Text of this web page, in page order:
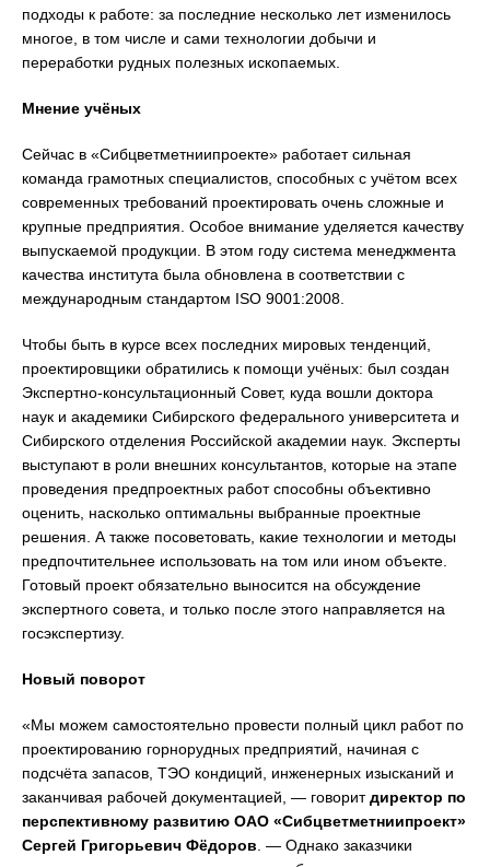
подходы к работе: за последние несколько лет изменилось
многое, в том числе и сами технологии добычи и
переработки рудных полезных ископаемых.
Мнение учёных
Сейчас в «Сибцветметниипроекте» работает сильная
команда грамотных специалистов, способных с учётом всех
современных требований проектировать очень сложные и
крупные предприятия. Особое внимание уделяется качеству
выпускаемой продукции. В этом году система менеджмента
качества института была обновлена в соответствии с
международным стандартом ISO 9001:2008.
Чтобы быть в курсе всех последних мировых тенденций,
проектировщики обратились к помощи учёных: был создан
Экспертно-консультационный Совет, куда вошли доктора
наук и академики Сибирского федерального университета и
Сибирского отделения Российской академии наук. Эксперты
выступают в роли внешних консультантов, которые на этапе
проведения предпроектных работ способны объективно
оценить, насколько оптимальны выбранные проектные
решения. А также посоветовать, какие технологии и методы
предпочтительнее использовать на том или ином объекте.
Готовый проект обязательно выносится на обсуждение
экспертного совета, и только после этого направляется на
госэкспертизу.
Новый поворот
«Мы можем самостоятельно провести полный цикл работ по
проектированию горнорудных предприятий, начиная с
подсчёта запасов, ТЭО кондиций, инженерных изысканий и
заканчивая рабочей документацией, — говоритдиректор по
перспективному развитию ОАО «Сибцветметниипроект»
Сергей Григорьевич Фёдоров . — Однако заказчики